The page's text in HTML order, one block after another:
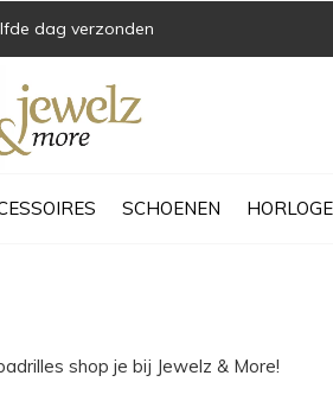
SCHOENEN
dag verzonden
shop je bij Jewelz & More!